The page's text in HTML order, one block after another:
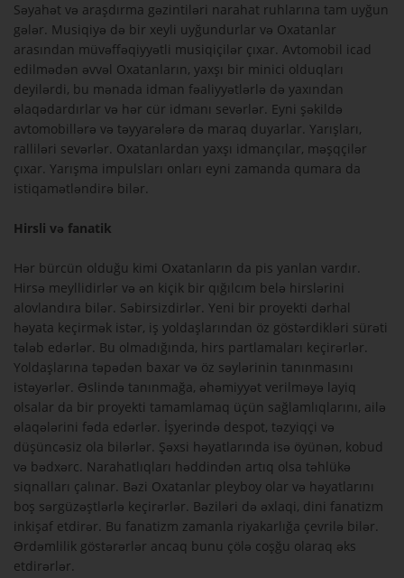
Səyahət və araşdırma gəzintiləri narahat ruhlarına tam uyğun
gələr. Musiqiyə də bir xeyli uyğundurlar və Oxatanlar
arasından müvəffəqiyyətli musiqiçilər çıxar. Avtomobil icad
edilmədən əvvəl Oxatanların, yaxşı bir minici olduqları
deyilərdi, bu mənada idman fəaliyyətlərlə də yaxından
əlaqədardırlar və hər cür idmanı sevərlər. Eyni şəkildə
avtomobillərə və təyyarələrə də maraq duyarlar. Yarışları,
ralliləri sevərlər. Oxatanlardan yaxşı idmançılar, məşqçilər
çıxar. Yarışma impulsları onları eyni zamanda qumara da
istiqamətləndirə bilər.
Hirsli və fanatik
Hər bürcün olduğu kimi Oxatanların da pis yanlan vardır.
Hirsə meyllidirlər və ən kiçik bir qığılcım belə hirslərini
alovlandıra bilər. Səbirsizdirlər. Yeni bir proyekti dərhal
həyata keçirmək istər, iş yoldaşlarından öz göstərdikləri sürəti
tələb edərlər. Bu olmadığında, hirs partlamaları keçirərlər.
Yoldaşlarına təpədən baxar və öz səylərinin tanınmasını
istəyərlər. Əslində tanınmağa, əhəmiyyət verilməyə layiq
olsalar da bir proyekti tamamlamaq üçün sağlamlıqlarını, ailə
əlaqələrini fəda edərlər. İşyerində despot, təzyiqçi və
düşüncəsiz ola bilərlər. Şəxsi həyatlarında isə öyünən, kobud
və bədxərc. Narahatlıqları həddindən artıq olsa təhlükə
siqnalları çalınar. Bəzi Oxatanlar pleyboy olar və həyatlarını
boş sərgüzəştlərlə keçirərlər. Bəziləri də əxlaqi, dini fanatizm
inkişaf etdirər. Bu fanatizm zamanla riyakarlığa çevrilə bilər.
Ərdəmlilik göstərərlər ancaq bunu çölə coşğu olaraq əks
etdirərlər.